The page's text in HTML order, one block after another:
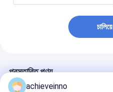
চালিয়ে
প্রস্তাবিত পণ্য
achieveinno